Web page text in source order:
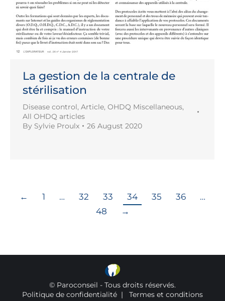
La gestion de la centrale de
stérilisation
Disease control, Article, OHDQ Miscellaneous,
All OHDQ articles
By Sylvie Proulx 26 August 2020
← 1 … 32 33 34 35 36
…
48
→
© Paroconseil - Tous droits réservés.
Politique de confidentialité | Termes et conditions